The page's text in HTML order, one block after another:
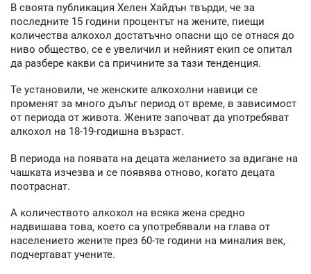
В своята публикация Хелен Хайдън твърди, че за
последните 15 години процентът на жените, пиещи
количества алкохол достатъчно опасни що се отнася до
ниво общество, се е увеличил и нейният екип се опитал
да разбере какви са причините за тази тенденция.
Те установили, че женските алкохолни навици се
променят за много дълъг период от време, в зависимост
от периода от живота. Жените започват да употребяват
алкохол на 18-19-годишна възраст.
В периода на появата на децата желанието за вдигане на
чашката изчезва и се появява отново, когато децата
поотраснат.
А количеството алкохол на всяка жена средно
надвишава това, което са употребявали на глава от
населението жените през 60-те години на миналия век,
подчертават учените.